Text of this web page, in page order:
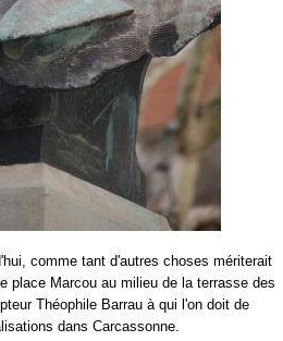
comme tant d'autres choses mériterait
place Marcou au milieu de la terrasse des
Théophile Barrau à qui l'on doit de
dans Carcassonne.